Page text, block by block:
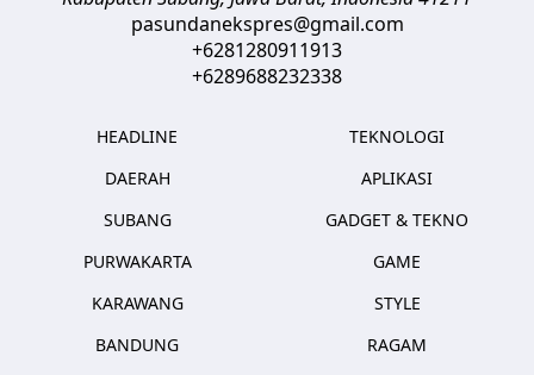
pasundanekspres@gmail.com
+6281280911913
+6289688232338
HEADLINE
DAERAH
SUBANG
PURWAKARTA
KARAWANG
BANDUNG
TEKNOLOGI
APLIKASI
GADGET & TEKNO
GAME
STYLE
RAGAM